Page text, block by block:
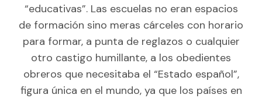
“educativas”. Las escuelas no eran espacios
de formación sino meras cárceles con horario
para formar, a punta de reglazos o cualquier
otro castigo humillante, a los obedientes
obreros que necesitaba el “Estado español”,
figura única en el mundo, ya que los países en